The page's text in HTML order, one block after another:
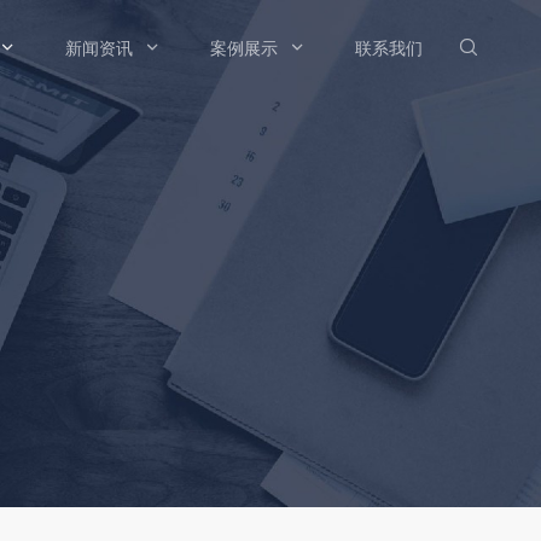

新闻资讯  案例展示  联系我们